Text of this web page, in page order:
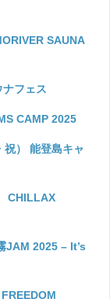
SAUNA
ナフェス
CAMP 2025
祝） 能登島キャ
CHILLAX
JAM 2025 – It’s